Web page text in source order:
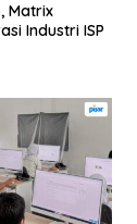
Matrix
Industri ISP